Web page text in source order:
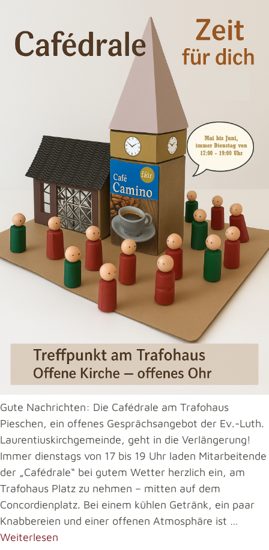
Gute Nachrichten: Die Cafédrale am Trafohaus
Pieschen, ein offenes Gesprächsangebot der Ev.-Luth.
Laurentiuskirchgemeinde, geht in die Verlängerung!
Immer dienstags von 17 bis 19 Uhr laden Mitarbeitende
der „Cafédrale“ bei gutem Wetter herzlich ein, am
Trafohaus Platz zu nehmen – mitten auf dem
Concordienplatz. Bei einem kühlen Getränk, ein paar
Knabbereien und einer offenen Atmosphäre ist …
Weiterlesen